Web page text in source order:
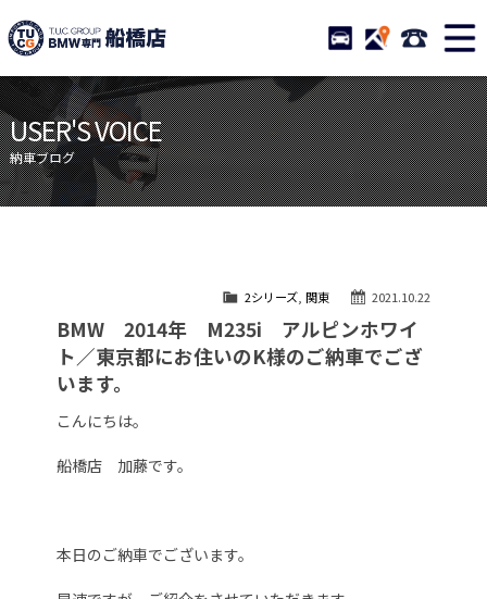
TUCグループ BMW専門 船
STOCK ACCESS 047-
ニュース
在庫リスト
目玉車両一覧
店舗紹介
保証＆サービス
アクセスマップ
自動車保険
TUCとは？
リクルート
納車blog
会社概要
USER'S VOICE
納車ブログ
2021.10.22
2シリーズ, 関東
BMW 2014年 M235i アルピンホワイ
ト／東京都にお住いのK様のご納車でござ
います。
こんにちは。
船橋店 加藤です。
本日のご納車でございます。